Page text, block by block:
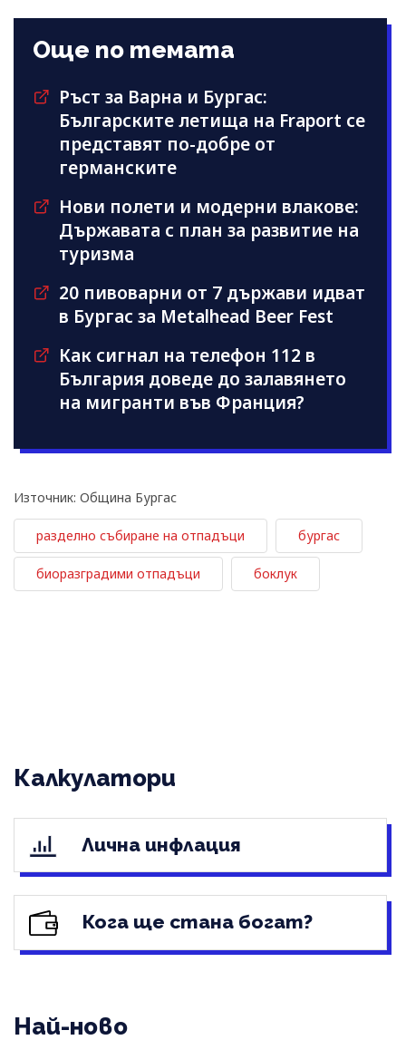
Още по темата
Ръст за Варна и Бургас:
Българските летища на Fraport се
представят по-добре от
германските
Нови полети и модерни влакове:
Държавата с план за развитие на
туризма
20 пивоварни от 7 държави идват
в Бургас за Metalhead Beer Fest
Как сигнал на телефон 112 в
България доведе до залавянето
на мигранти във Франция?
Източник: Община Бургас
разделно събиране на отпадъци бургас
биоразградими отпадъци боклук
Калкулатори
Лична инфлация
Кога ще стана богат?
Най-ново